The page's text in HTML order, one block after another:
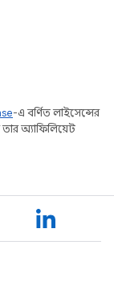
-এ বর্ণিত লাইসেন্সের
অ্যাফিলিয়েট